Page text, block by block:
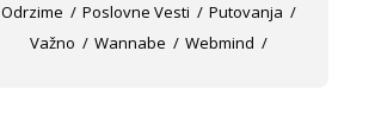
Odrzime
Poslovne Vesti
Putovanja
Važno
Wannabe Webmind